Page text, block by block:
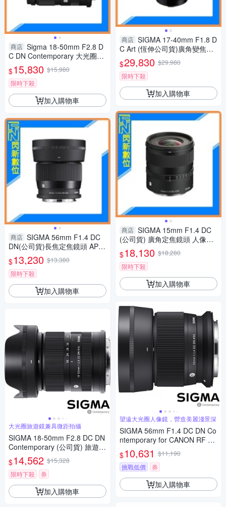
商店 Sigma 18-50mm F2.8 D
C DN Contemporary 大光圈變
焦鏡(18-50,公司貨)Fujifilm X
$15,830 $15,980
限時下殺
加入購物車
商店 SIGMA 56mm F1.4 DC
DN(公司貨)長焦定焦鏡頭 APS-
$13,230 $13,380
限時下殺
加入購物車
大光圈旅遊鏡兼具微距拍攝
SIGMA 18-50mm F2.8 DC DN
Contemporary (公司貨) 旅遊鏡
APS-C 無反微單眼專用鏡頭
$14,562 $15,328
限時下殺
券
加入購物車
商店 SIGMA 17-40mm F1.8 D
C Art (恆伸公司貨)廣角變焦鏡
頭 大光圈 APS-C
$29,830 $29,980
限時下殺
加入購物車
商店 SIGMA 15mm F1.4 DC
(公司貨) 廣角定焦鏡頭 人像鏡
APS-C
$18,130 $18,280
限時下殺
加入購物車
望遠大光圈人像鏡，營造美麗淺景深
SIGMA 56mm F1.4 DC DN Co
ntemporary for CANON RF 接
環 (公司貨) 望遠大光圈定焦鏡
人像鏡 APS-C 無反微單眼專用
鏡頭
$10,631 $11,190
挑戰低價
券
加入購物車